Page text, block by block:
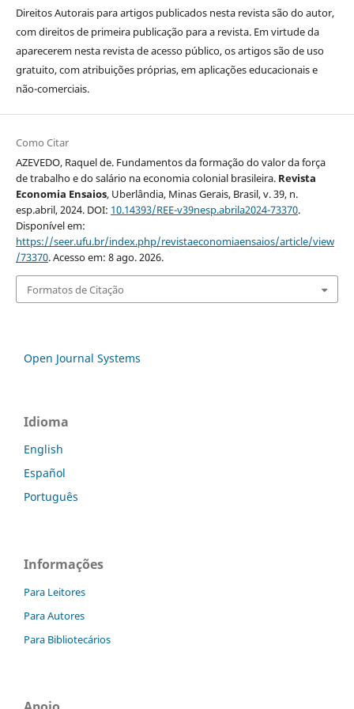
Direitos Autorais para artigos publicados nesta revista são do autor,
com direitos de primeira publicação para a revista. Em virtude da
aparecerem nesta revista de acesso público, os artigos são de uso
gratuito, com atribuições próprias, em aplicações educacionais e
não-comerciais.
Como Citar
AZEVEDO, Raquel de. Fundamentos da formação do valor da força
de trabalho e do salário na economia colonial brasileira. Revista
Economia Ensaios, Uberlândia, Minas Gerais, Brasil, v. 39, n.
esp.abril, 2024. DOI: 10.14393/REE-v39nesp.abrila2024-73370.
Disponível em:
https://seer.ufu.br/index.php/revistaeconomiaensaios/article/view
/73370. Acesso em: 8 ago. 2026.
Formatos de Citação
Open Journal Systems
Idioma
English
Español
Português
Informações
Para Leitores
Para Autores
Para Bibliotecários